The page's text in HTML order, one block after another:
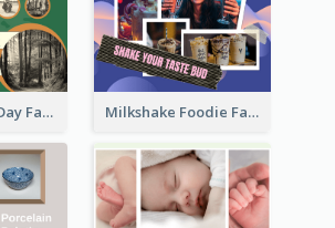
Nature Earth Day Facebook Post Milkshake Foodie Facebook Post